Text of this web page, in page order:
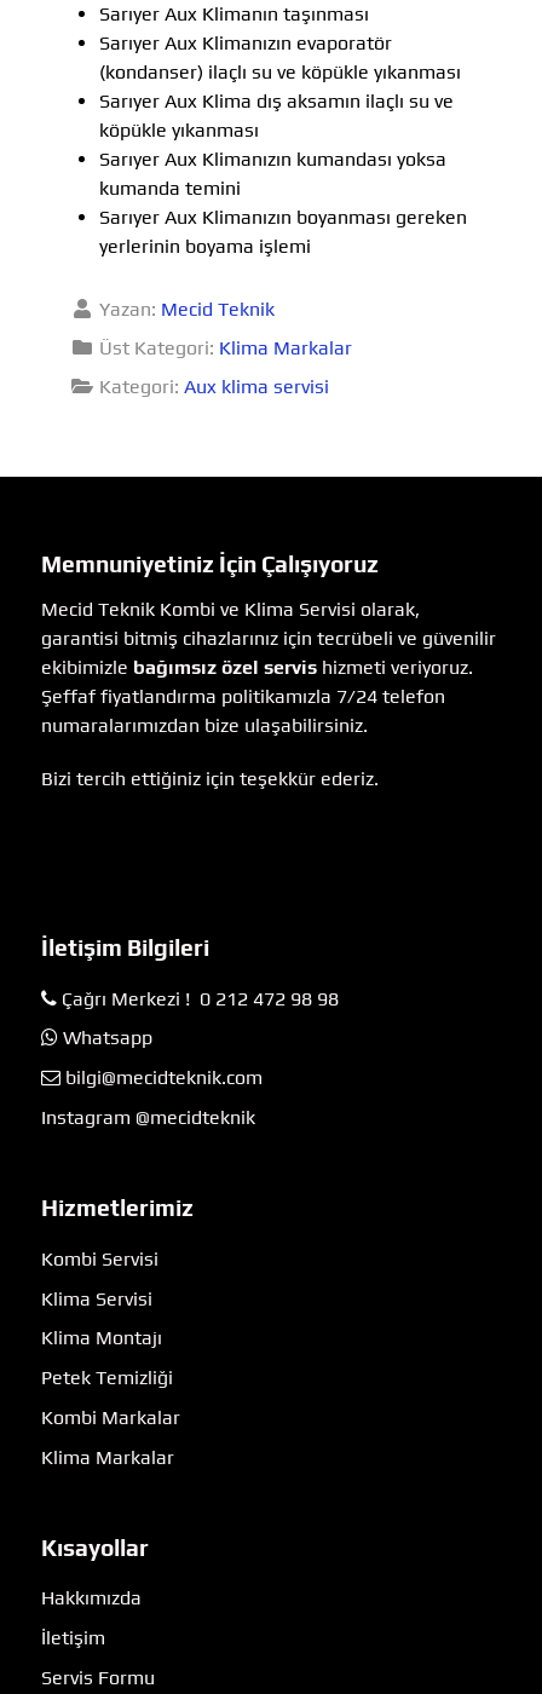
Sarıyer Aux Klimanın taşınması
Sarıyer Aux Klimanızın evaporatör
(kondanser) ilaçlı su ve köpükle yıkanması
Sarıyer Aux Klima dış aksamın ilaçlı su ve
köpükle yıkanması
Sarıyer Aux Klimanızın kumandası yoksa
kumanda temini
Sarıyer Aux Klimanızın boyanması gereken
yerlerinin boyama işlemi
Yazan: Mecid Teknik
Üst Kategori: Klima Markalar
Kategori: Aux klima servisi
Memnuniyetiniz İçin Çalışıyoruz
Mecid Teknik Kombi ve Klima Servisi olarak,
garantisi bitmiş cihazlarınız için tecrübeli ve güvenilir
ekibimizle bağımsız özel servis hizmeti veriyoruz.
Şeffaf fiyatlandırma politikamızla 7/24 telefon
numaralarımızdan bize ulaşabilirsiniz.
Bizi tercih ettiğiniz için teşekkür ederiz.
İletişim Bilgileri
Çağrı Merkezi ! 0 212 472 98 98
Whatsapp
bilgi@mecidteknik.com
Instagram @mecidteknik
Hizmetlerimiz
Kombi Servisi
Klima Servisi
Klima Montajı
Petek Temizliği
Kombi Markalar
Klima Markalar
Kısayollar
Hakkımızda
İletişim
Servis Formu